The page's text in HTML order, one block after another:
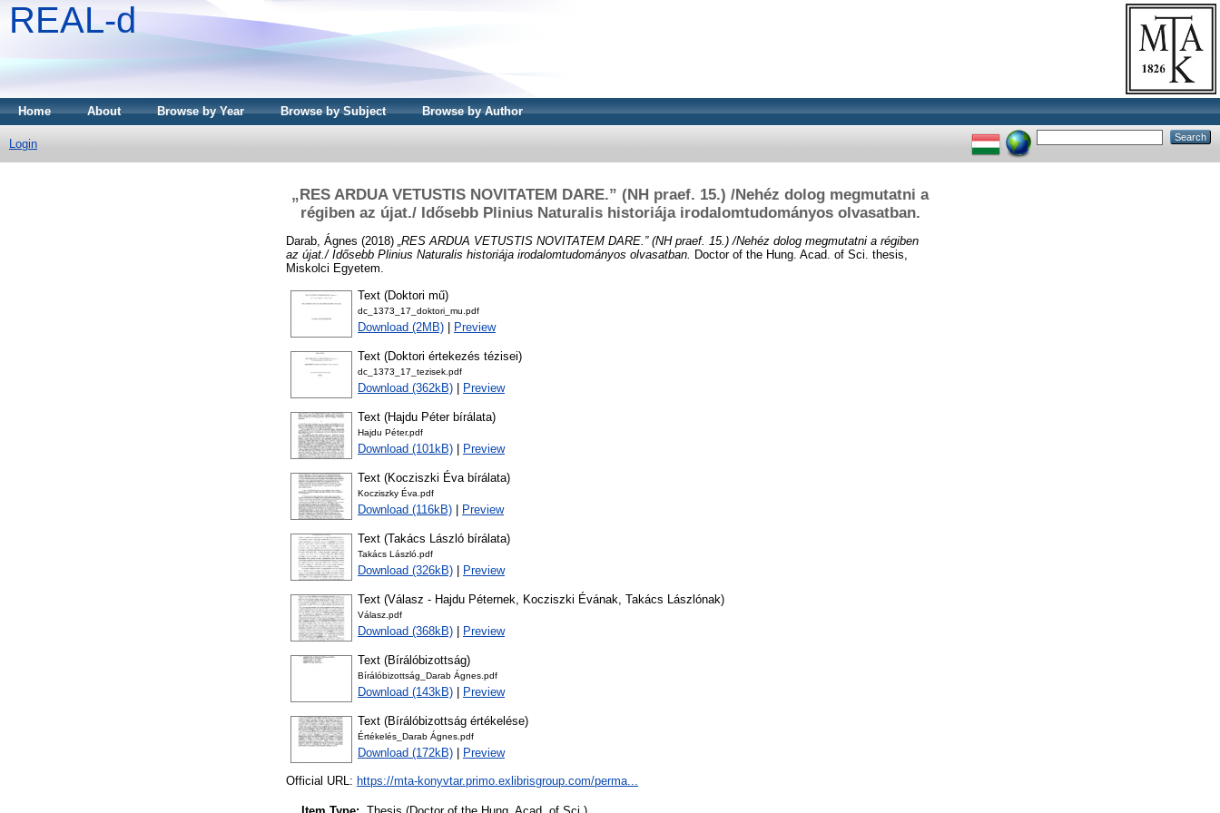
REAL-d
Home About Browse by Year Browse by Subject Browse by Author
Login
„RES ARDUA VETUSTIS NOVITATEM DARE.” (NH praef. 15.) /Nehéz dolog megmutatni a
régiben az újat./ Idősebb Plinius Naturalis historiája irodalomtudományos olvasatban.
Darab, Ágnes (2018) „RES ARDUA VETUSTIS NOVITATEM DARE.” (NH praef. 15.) /Nehéz dolog megmutatni a régiben
az újat./ Idősebb Plinius Naturalis historiája irodalomtudományos olvasatban. Doctor of the Hung. Acad. of Sci. thesis,
Miskolci Egyetem.
Text (Doktori mű)
dc_1373_17_doktori_mu.pdf
Download (2MB) Preview
Text (Doktori értekezés tézisei)
dc_1373_17_tezisek.pdf
Download (362kB) Preview
Text (Hajdu Péter bírálata)
Hajdu Péter.pdf
Download (101kB) Preview
Text (Kocziszki Éva bírálata)
Kocziszky Éva.pdf
Download (116kB) Preview
Text (Takács László bírálata)
Takács László.pdf
Download (326kB) Preview
Text (Válasz - Hajdu Péternek, Kocziszki Évának, Takács Lászlónak)
Válasz.pdf
Download (368kB) Preview
Text (Bírálóbizottság)
Bírálóbizottság_Darab Ágnes.pdf
Download (143kB) Preview
Text (Bírálóbizottság értékelése)
Értékelés_Darab Ágnes.pdf
Download (172kB) Preview
Official URL: https://mta-konyvtar.primo.exlibrisgroup.com/perma...